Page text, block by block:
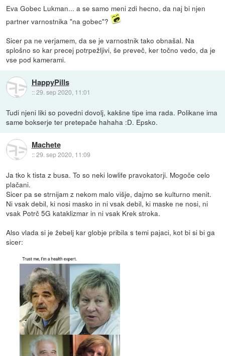
Eva Gobec Lukman... a se samo meni zdi hecno, da naj bi njen
partner varnostnika "na gobec"?
Sicer pa ne verjamem, da se je varnostnik tako obnašal. Na
splošno so kar precej potrpežljivi, še preveč, ker točno vedo, da je
vse pod kamerami.
HappyPills
::29. sep 2020, 11:01
Tudi njeni liki so povedni dovolj, kakšne tipe ima rada. Polikane ima
same bokserje ter pretepače hahaha :D. Epsko.
Machete
::29. sep 2020, 11:09
Ja tko k tista z busa. To so neki lowlife pravokatorji. Mogoče celo
plačani.
Sicer pa se strnijam z nekom malo višje, dajmo se kulturno menit.
Ni vsak debil, ki nosi masko in ni vsak debil, ki maske ne nosi, ni
vsak Potrč 5G kataklizmar in ni vsak Krek stroka.
Also vlada si je žebelj kar globje pribila s temi pajaci, kot bi si bi ga
sicer: